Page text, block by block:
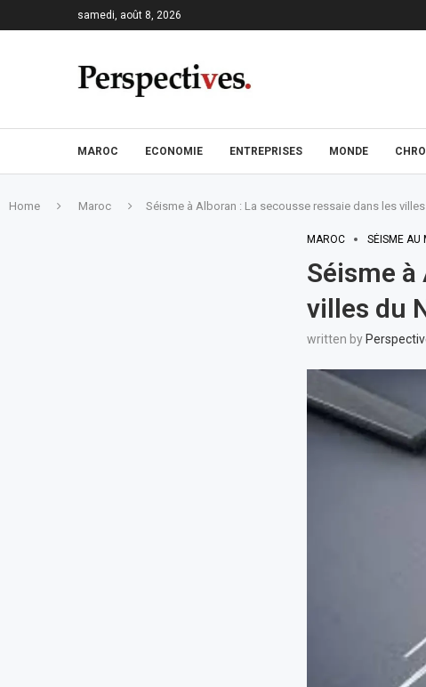
samedi, août 8, 2026
MAROC ECONOMIE ENTREPRISES MONDE
Home Maroc Séisme à Alboran : La secousse ressaie dans les
MAROC SÉISME AU
Séisme à
villes du
written by